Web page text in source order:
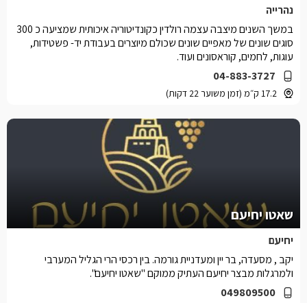
נהרייה
04-883-3727
17.2 ק״מ (זמן משוער 22 דקות)
במשך השנים מיצבה עצמה רולדין כקונדיטוריה איכותית שמציעה כ 300
סוגים שונים של מאפיים שונים שכולם מיוצרים בעבודת יד- פשטידות,
עוגות, לחמים, קוראסונים ועוד.
שאטו יחיעם
יחיעם
049809500
יקב , מסעדה, בר יין ומעדניית גורמה. בין רכסי הרי הגליל המערבי
ולמרגלות מבצר יחיעם העתיק ממוקם "שאטו יחיעם".